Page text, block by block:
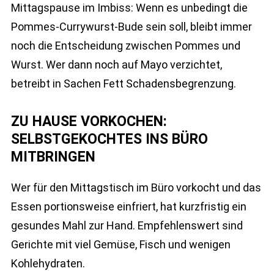
Mittagspause im Imbiss: Wenn es unbedingt die
Pommes-Currywurst-Bude sein soll, bleibt immer
noch die Entscheidung zwischen Pommes und
Wurst. Wer dann noch auf Mayo verzichtet,
betreibt in Sachen Fett Schadensbegrenzung.
ZU HAUSE VORKOCHEN:
SELBSTGEKOCHTES INS BÜRO
MITBRINGEN
Wer für den Mittagstisch im Büro vorkocht und das
Essen portionsweise einfriert, hat kurzfristig ein
gesundes Mahl zur Hand. Empfehlenswert sind
Gerichte mit viel Gemüse, Fisch und wenigen
Kohlehydraten.